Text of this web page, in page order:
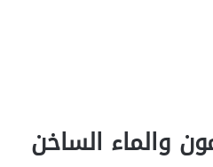
والماء الساخن